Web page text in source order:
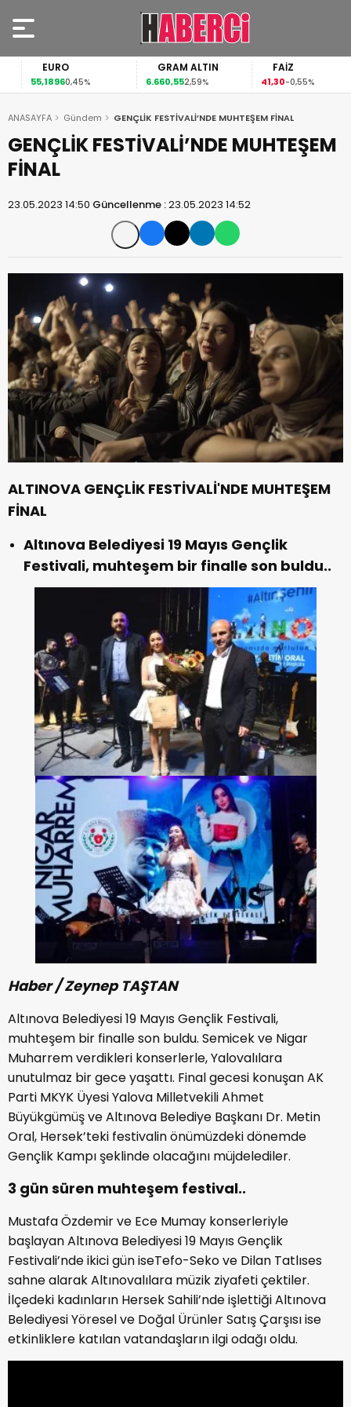
EURO
55,18960,45%
GRAM ALTIN
6.660,552,59%
FAİZ
41,30-0,55%
ANASAYFA Gündem GENÇLİK FESTİVALİ’NDE MUHTEŞEM FİNAL
GENÇLİK FESTİVALİ’NDE MUHTEŞEM
FİNAL
23.05.2023 14:50 Güncellenme :23.05.2023 14:52
ALTINOVA GENÇLİK FESTİVALİ'NDE MUHTEŞEM
FİNAL
Altınova Belediyesi 19 Mayıs Gençlik
Festivali, muhteşem bir finalle son buldu..
Haber / Zeynep TAŞTAN
Altınova Belediyesi 19 Mayıs Gençlik Festivali,
muhteşem bir finalle son buldu. Semicek ve Nigar
Muharrem verdikleri konserlerle, Yalovalılara
unutulmaz bir gece yaşattı. Final gecesi konuşan AK
Parti MKYK Üyesi Yalova Milletvekili Ahmet
Büyükgümüş ve Altınova Belediye Başkanı Dr. Metin
Oral, Hersek’teki festivalin önümüzdeki dönemde
Gençlik Kampı şeklinde olacağını müjdelediler.
3 gün süren muhteşem festival..
Mustafa Özdemir ve Ece Mumay konserleriyle
başlayan Altınova Belediyesi 19 Mayıs Gençlik
Festivali’nde ikici gün iseTefo-Seko ve Dilan Tatlıses
sahne alarak Altınovalılara müzik ziyafeti çektiler.
İlçedeki kadınların Hersek Sahili’nde işlettiği Altınova
Belediyesi Yöresel ve Doğal Ürünler Satış Çarşısı ise
etkinliklere katılan vatandaşların ilgi odağı oldu.